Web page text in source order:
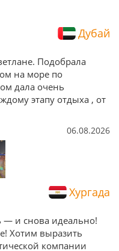
Дубай
Подобрала
на море по
дала очень
этапу отдыха , от
06.08.2026
Хургада
и снова идеально!
Хотим выразить
компании